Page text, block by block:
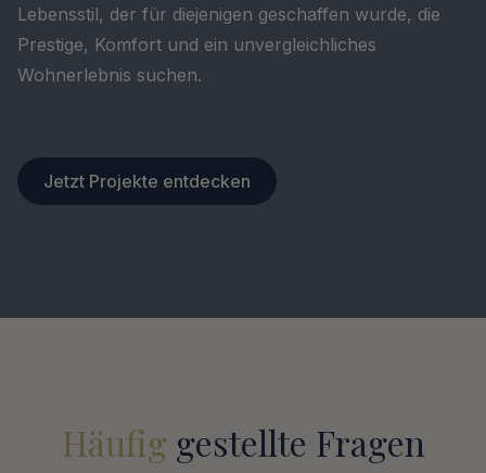
Lebensstil, der für diejenigen geschaffen wurde, die
Prestige, Komfort und ein unvergleichliches
Wohnerlebnis suchen.
Jetzt Projekte entdecken
Häufig gestellte Fragen